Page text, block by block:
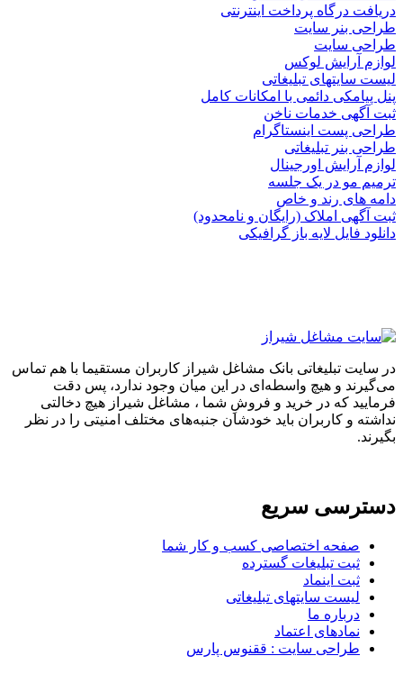
دریافت درگاه پرداخت اینترنتی
طراحی بنر سایت
طراحی سایت
لوازم آرایش لوکس
لیست سایتهای تبلیغاتی
پنل پیامکی دائمی با امکانات کامل
ثبت آگهی خدمات ناخن
طراحی پست اینستاگرام
طراحی بنر تبلیغاتی
لوازم آرایش اورجینال
ترمیم مو در یک جلسه
دامه های رند و خاص
ثبت آگهی املاک (رایگان و نامحدود)
دانلود فایل لایه باز گرافیکی
در سایت تبلیغاتی بانک مشاغل شیراز کاربران مستقیما با هم تماس
می‌گیرند و هیچ واسطه‌ای در این میان وجود ندارد، پس دقت
فرمایید که در خرید و فروشِ شما ، مشاغل شیراز هیچ دخالتی
نداشته و کاربران باید خودشان جنبه‌های مختلف امنیتی را در نظر
بگیرند.
دسترسی سریع
صفحه اختصاصی کسب و کار شما
ثبت تبلیغات گسترده
ثبت اینماد
لیست سایتهای تبلیغاتی
درباره ما
نمادهای اعتماد
طراحی سایت : ققنوس پارس